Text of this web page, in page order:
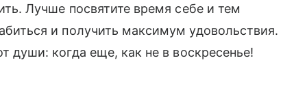
Лучше посвятите время себе и тем
и получить максимум удовольствия.
души: когда еще, как не в воскресенье!